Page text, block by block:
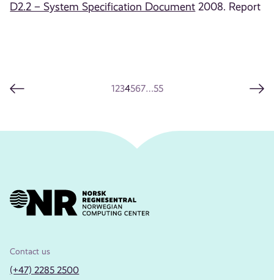
D2.2 – System Specification Document 2008. Report
1234567…55
Contact us
(+47) 2285 2500